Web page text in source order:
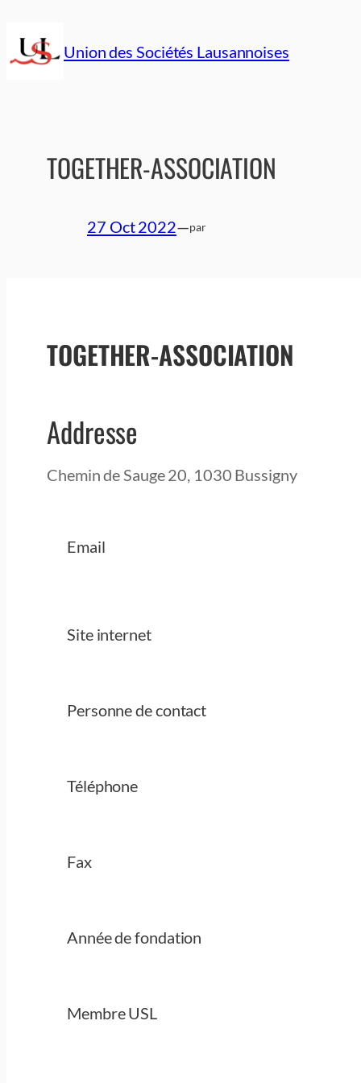
au
contenu
Union des Sociétés Lausannoises
TOGETHER-ASSOCIATION
27 Oct 2022—par
TOGETHER-ASSOCIATION
Addresse
Chemin de Sauge 20, 1030 Bussigny
Email
Site internet
Personne de contact
Téléphone
Fax
Année de fondation
Membre USL